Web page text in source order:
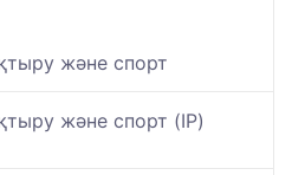
және спорт
және спорт (IP)